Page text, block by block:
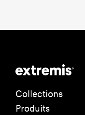
Collections
Produits